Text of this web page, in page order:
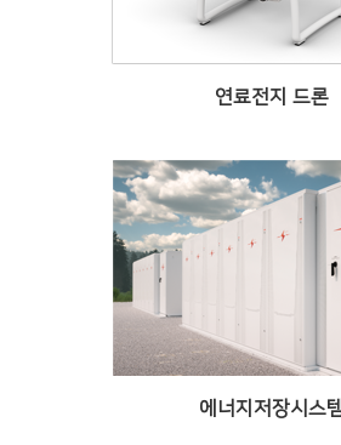
연료전지 드론
에너지저장시스